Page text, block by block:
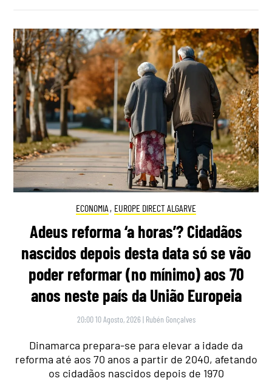
ECONOMIA , EUROPE DIRECT ALGARVE
Adeus reforma ‘a horas’? Cidadãos
nascidos depois desta data só se vão
poder reformar (no mínimo) aos 70
anos neste país da União Europeia
20:00 10 Agosto, 2026 | Rubén Gonçalves
Dinamarca prepara-se para elevar a idade da
reforma até aos 70 anos a partir de 2040, afetando
os cidadãos nascidos depois de 1970